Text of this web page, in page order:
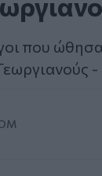
που